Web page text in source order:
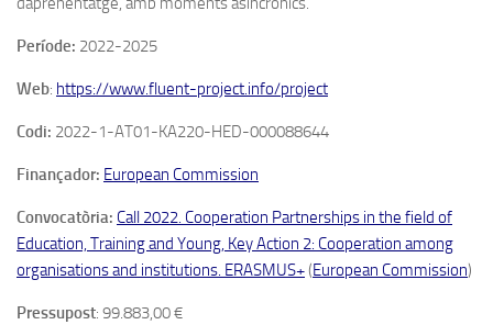
Període: 2022-2025
Web: https://www.fluent-project.info/project
Codi: 2022-1-AT01-KA220-HED-000088644
Finançador: European Commission
Convocatòria: Call 2022. Cooperation Partnerships in the field of
Education, Training and Young, Key Action 2: Cooperation among
organisations and institutions. ERASMUS+(European Commission)
Pressupost: 99.883,00 €